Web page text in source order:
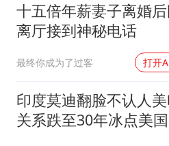
十五倍年薪妻子离婚
离厅接到神秘电话
最终你成为了过客 打开
印度莫迪翻脸不认人
关系跌至30年冰点美国